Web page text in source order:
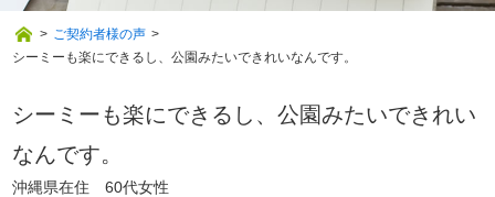
> ご契約者様の声 >
シーミーも楽にできるし、公園みたいできれいなんです。
シーミーも楽にできるし、公園みたいできれい
なんです。
沖縄県在住 60代女性